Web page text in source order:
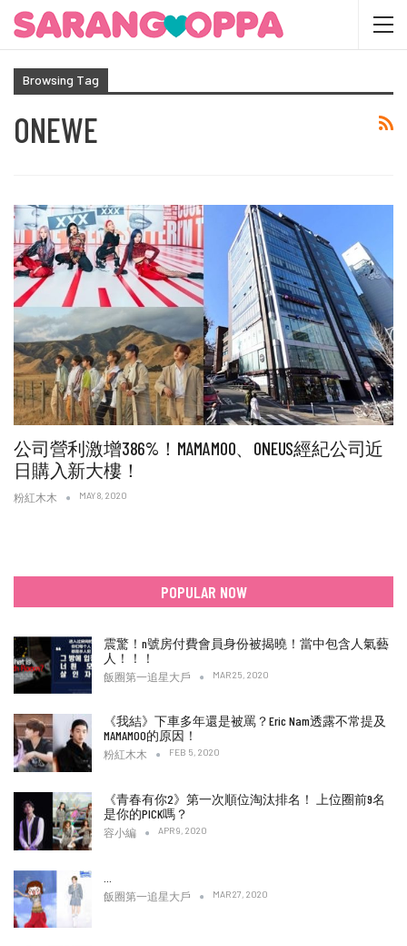
Browsing Tag
ONEWE
公司營利激增386%！MAMAMOO、ONEUS經紀公司近
日購入新大樓！
粉紅木木 MAY 8, 2020
POPULAR NOW
震驚！n號房付費會員身份被揭曉！當中包含人氣藝
人！！！
飯圈第一追星大戶 MAR 25, 2020
《我結》下車多年還是被罵？Eric Nam透露不常提及
MAMAMOO的原因！
粉紅木木 FEB 5, 2020
《青春有你2》第一次順位淘汰排名！ 上位圈前9名
是你的PICK嗎？
容小編 APR 9, 2020
飯圈第一追星大戶 MAR 27, 2020